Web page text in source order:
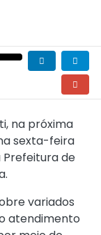
na próxima
sexta-feira
Prefeitura de
variados
atendimento